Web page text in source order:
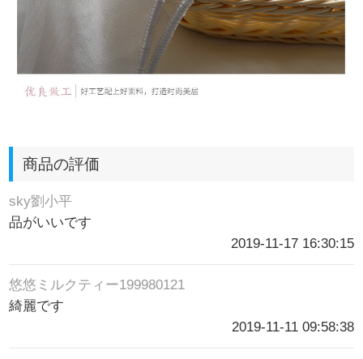
商品の評価
sky劉小平
品がいいです
2019-11-17 16:30:15
悠悠ミルクティー199980121
綺麗です
2019-11-11 09:58:38